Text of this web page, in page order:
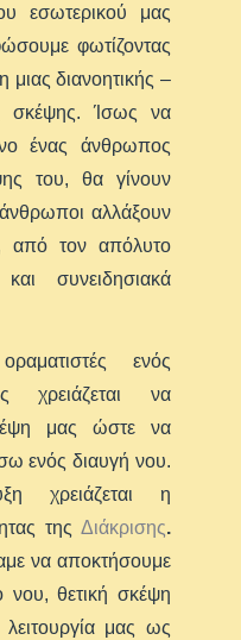
εσωτερικού μας
φωτίζοντας
διανοητικής –
σκέψης. Ίσως να
ένας άνθρωπος
του, θα γίνουν
αλλάξουν
από τον απόλυτο
συνειδησιακά
ενός
χρειάζεται να
μας ώστε να
ενός διαυγή νου.
χρειάζεται η
της Διάκρισης.
να αποκτήσουμε
νου, θετική σκέψη
μας ως